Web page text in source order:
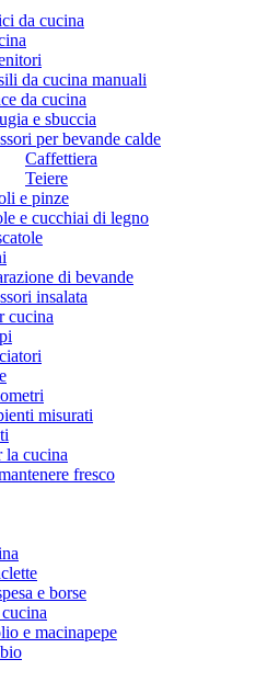
da cucina
da cucina manuali
da cucina
e sbuccia
per bevande calde
Caffettiera
Teiere
e pinze
e cucchiai di legno
di bevande
insalata
cucina
misurati
la cucina
fresco
e borse
e macinapepe